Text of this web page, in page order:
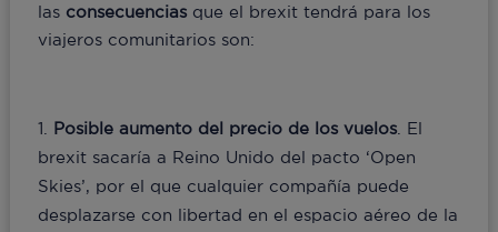
las consecuenciasque el brexit tendrá para los
viajeros comunitarios son:
Posible aumento del precio de los vuelos. El
brexit sacaría a Reino Unido del pacto ‘Open
Skies’, por el que cualquier compañía puede
desplazarse con libertad en el espacio aéreo de la